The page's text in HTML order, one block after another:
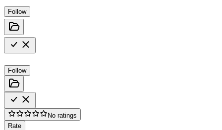
Follow
Follow
No ratings
Rate